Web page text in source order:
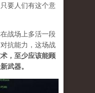
要人们有这个意
战场上多活一段
抗能力，这场战
，至少应该能顾
武器。